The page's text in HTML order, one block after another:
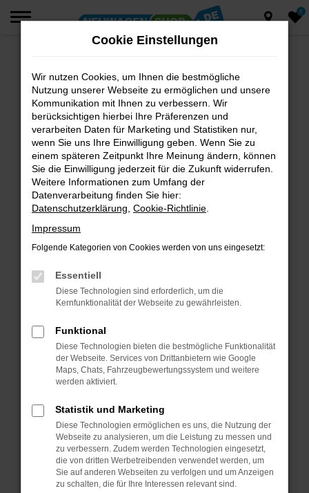
Zum
0
Fehler: Network Error
Beim Laden ist ein Fehler aufgetreten.
Hier sind ein paar Tipps, die dir helfen können:
Überprüfe deine Firewall und deine
Internetverbindung.
Laden andere Webseiten, zum Beispiel deine
Suchmaschine?
Prüfe deine Browsererweiterungen.
Manche Erweiterungen, wie Werbeblocker,
können das Laden bestimmter Seiten
anderen Browser oder in einem privaten
Fenster?
Starte dein Gerät neu.
Probleme zu beheben.
Stelle sicher, dass dein Browser und dein
Betriebssystem auf dem neuesten Stand
sind.
Veraltete Software birgt nicht nur ein
Sicherheitsrisiko, sondern kann auch dazu
führen, dass bestimmte Funktionen nicht mehr
unterstützt werden.
Wende dich an den Webseitenbetreiber.
Wenn du alle oben genannten Schritte versucht
Cookie Einstellungen
Wir nutzen Cookies, um Ihnen die bestmögliche
Nutzung unserer Webseite zu ermöglichen und unsere
Kommunikation mit Ihnen zu verbessern. Wir
berücksichtigen hierbei Ihre Präferenzen und
verarbeiten Daten für Marketing und Statistiken nur,
wenn Sie uns Ihre Einwilligung geben. Wenn Sie zu
einem späteren Zeitpunkt Ihre Meinung ändern, können
Sie die Einwilligung jederzeit für die Zukunft widerrufen.
Weitere Informationen zum Umfang der
Datenverarbeitung finden Sie hier:
Datenschutzerklärung Cookie-Richtlinie
Impressum
Folgende Kategorien von Cookies werden von uns eingesetzt:
Essentiell
Diese Technologien sind erforderlich, um die
Kernfunktionalität der Webseite zu gewährleisten.
Funktional
Diese Technologien bieten die bestmögliche Funktionalität
der Webseite. Services von Drittanbietern wie Google
Maps, Chats, Fahrzeugbewertungssystem und weitere
werden aktiviert.
Statistik und Marketing
Diese Technologien ermöglichen es uns, die Nutzung der
Webseite zu analysieren, um die Leistung zu messen und
zu verbessern. Zudem werden Technologien eingesetzt,
die von dritten Werbetreibenden verwendet werden, um
Sie auf anderen Webseiten zu verfolgen und um Anzeigen
zu schalten, die für Ihre Interessen relevant sind.